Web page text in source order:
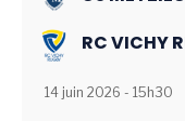
RC VICHY
14 juin 2026 - 15h30